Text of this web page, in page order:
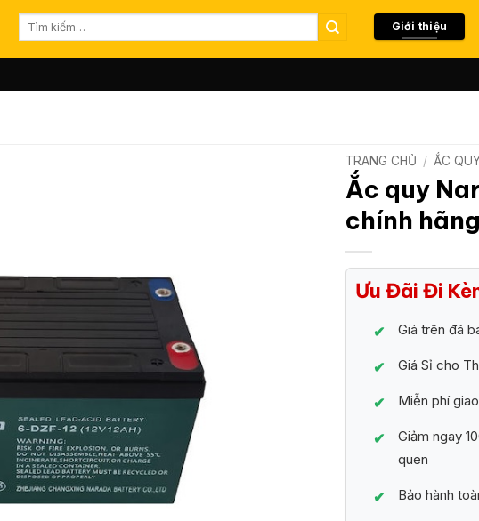
Tìm
Giới thiệu
TRANG CHỦ / ẮC
Ắc quy
chính hãng
Ưu Đãi Đi
Giá trên đã
Giá Sỉ cho
Miễn phí
Giảm ngay
quen
Bảo hành